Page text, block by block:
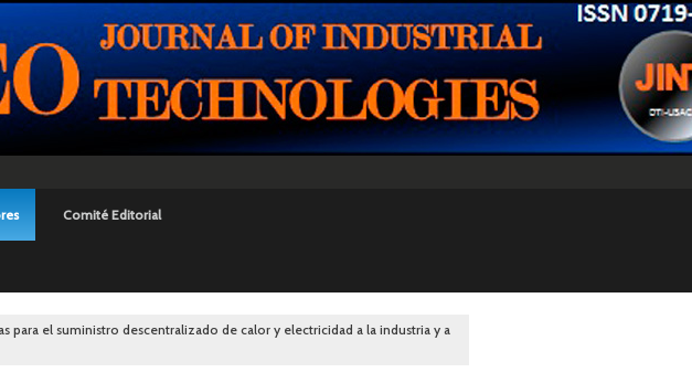
Comité Editorial
para el suministro descentralizado de calor y electricidad a la industria y a